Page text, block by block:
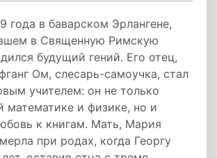
года в баварском Эрлангене,
в Священную Римскую
будущий гений. Его отец,
Ом, слесарь-самоучка, стал
учителем: он не только
математике и физике, но и
к книгам. Мать, Мария
при родах, когда Георгу